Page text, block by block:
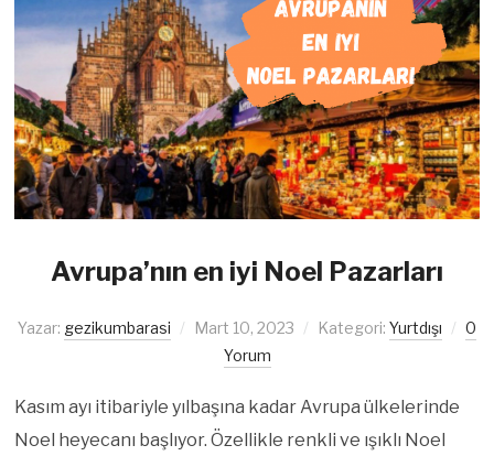
Avrupa’nın en iyi Noel Pazarları
Yazar: gezikumbarasi Mart 10, 2023 Kategori: Yurtdışı
0
Yorum
Kasım ayı itibariyle yılbaşına kadar Avrupa ülkelerinde
Noel heyecanı başlıyor. Özellikle renkli ve ışıklı Noel